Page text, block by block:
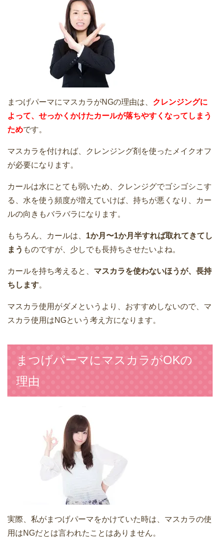
まつげパーマにマスカラがNGの理由は、 クレンジングに
よって、せっかくかけたカールが落ちやすくなってしまう
ためです。
マスカラを付ければ、クレンジング剤を使ったメイクオフ
が必要になります。
カールは水にとても弱いため、クレンジグでゴシゴシこす
る、水を使う頻度が増えていけば、持ちが悪くなり、カー
ルの向きもバラバラになります。
もちろん、カールは、 1か月〜1か月半すれば取れてきてし
まう ものですが、少しでも長持ちさせたいよね。
カールを持ち考えると、 マスカラを使わないほうが、長持
ちします。
マスカラ使用がダメというより、おすすめしないので、マ
スカラ使用はNGという考え方になります。
まつげパーマにマスカラがOKの
理由
実際、私がまつげパーマをかけていた時は、マスカラの使
用はNGだとは言われたことはありません。